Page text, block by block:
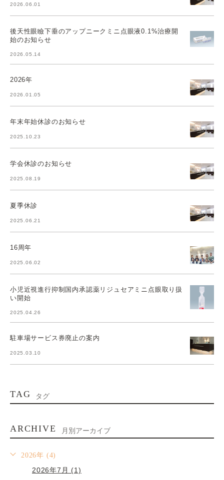
2026.06.01
後天性眼瞼下垂のアップニークミニ点眼液0.1%治療開
始のお知らせ
2026.05.14
2026年
2026.01.05
年末年始休診のお知らせ
2025.10.23
学会休診のお知らせ
2025.08.19
夏季休診
2025.06.21
16周年
2025.06.02
小児近視進行抑制国内承認薬リジュセアミニ点眼取り扱
い開始
2025.04.26
駐車場サービス券廃止の案内
2025.03.10
TAG タグ
ARCHIVE 月別アーカイブ
2026年 (4)
2026年7月 (1)